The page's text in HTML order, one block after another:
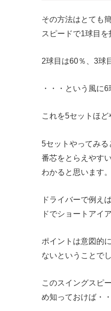
その方法はとても
スピードで1球目を
2球目は60％、3球
・・・という風に
これを5セットほど
5セットやってみ
番芯をとらえやす
わかると思います。
ドライバーで例え
ドでショートアイ
ポイントは意図的
ないということで
このスイングスピ
め知っておけば・